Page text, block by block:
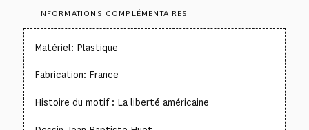
INFORMATIONS COMPLÉMENTAIRES
Matériel: Plastique
Fabrication: France
Histoire du motif : La liberté américaine